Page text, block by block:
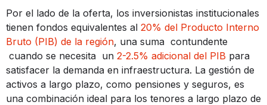
Por el lado de la oferta, los inversionistas institucionales
tienen fondos equivalentes al 20% del Producto Interno
Bruto (PIB) de la región, una suma contundente
cuando se necesita un 2-2.5% adicional del PIB para
satisfacer la demanda en infraestructura. La gestión de
activos a largo plazo, como pensiones y seguros, es
una combinación ideal para los tenores a largo plazo de